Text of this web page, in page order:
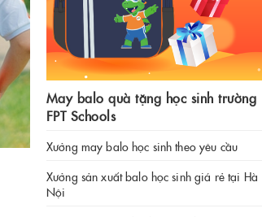
May balo quà tặng học sinh trường
FPT Schools
Xưởng may balo học sinh theo yêu cầu
Xưởng sản xuất balo học sinh giá rẻ tại Hà
Nội